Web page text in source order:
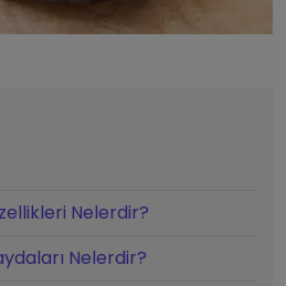
Nelerdir?
Nelerdir?